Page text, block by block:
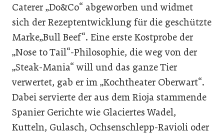
Caterer „Do&Co“ abgeworben und widmet
sich der Rezeptentwicklung für die geschützte
Marke„Bull Beef“. Eine erste Kostprobe der
„Nose to Tail“-Philosophie, die weg von der
„Steak-Mania“ will und das ganze Tier
verwertet, gab er im „Kochtheater Oberwart“.
Dabei servierte der aus dem Rioja stammende
Spanier Gerichte wie Glaciertes Wadel,
Kutteln, Gulasch, Ochsenschlepp-Ravioli oder